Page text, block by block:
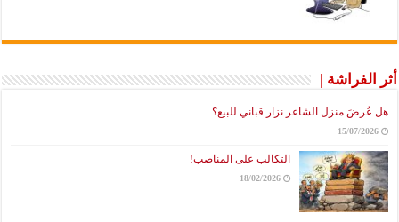
أثر الفراشة |
هل عُرضَ منزل الشاعر نزار قباني للبيع؟
15/07/2026
التكالب على المناصب!
18/02/2026